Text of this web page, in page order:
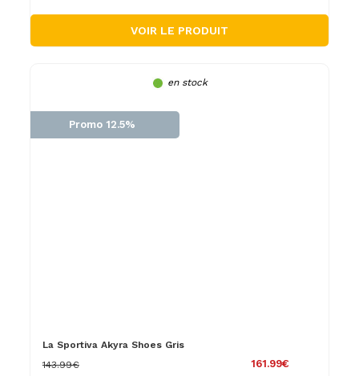
VOIR LE PRODUIT
en stock
Promo 12.5%
La Sportiva Akyra Shoes Gris
161.99€
143.99€